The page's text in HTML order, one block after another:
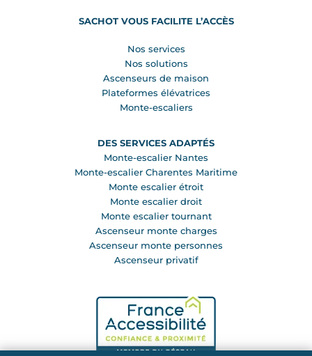
SACHOT VOUS FACILITE L’ACCÈS
Nos services
Nos solutions
Ascenseurs de maison
Plateformes élévatrices
Monte-escaliers
DES SERVICES ADAPTÉS
Monte-escalier Nantes
Monte-escalier Charentes Maritime
Monte escalier étroit
Monte escalier droit
Monte escalier tournant
Ascenseur monte charges
Ascenseur monte personnes
Ascenseur privatif